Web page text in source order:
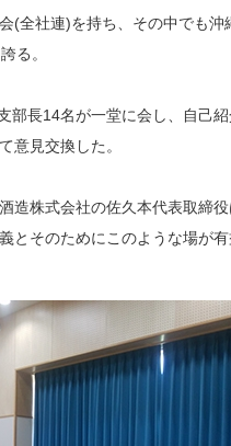
(全社連)を持ち、その中でも沖
る。
部長14名が一堂に会し、自己
意見交換した。
造株式会社の佐久本代表取締
とそのためにこのような場が